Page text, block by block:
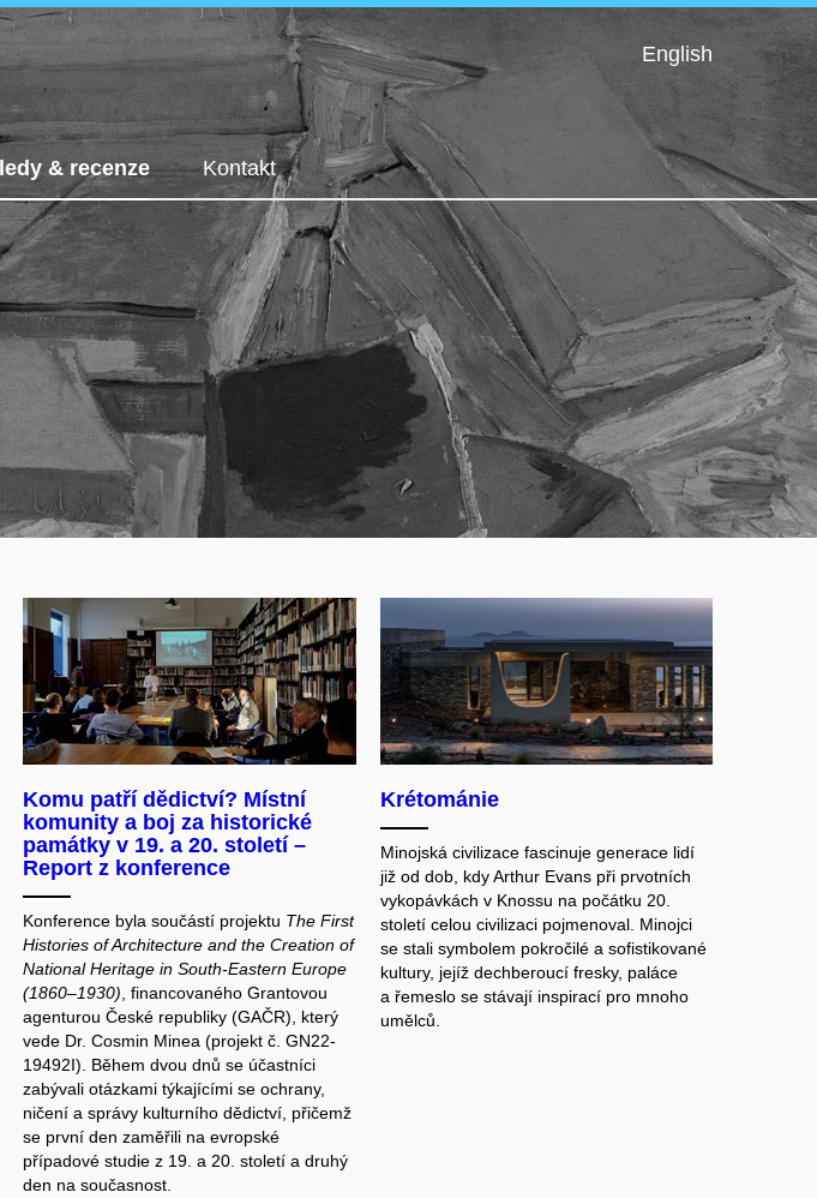
English
& recenze Kontakt
Komu patří dědictví? Místní
komunity a boj za historické
památky v 19. a 20. století –
Report z konference
Konference byla součástí projektu The First
Histories of Architecture and the Creation of
National Heritage in South-Eastern Europe
(1860–1930) , financovaného Grantovou
agenturou České republiky (GAČR), který
vede Dr. Cosmin Minea (projekt č. GN22-
19492I). Během dvou dnů se účastníci
zabývali otázkami týkajícími se ochrany,
ničení a správy kulturního dědictví, přičemž
se první den zaměřili na evropské
případové studie z 19. a 20. století a druhý
den na současnost.
Krétománie
Minojská civilizace fascinuje generace lidí
již od dob, kdy Arthur Evans při prvotních
vykopávkách v Knossu na počátku 20.
století celou civilizaci pojmenoval. Minojci
se stali symbolem pokročilé a sofistikované
kultury, jejíž dechberoucí fresky, paláce
a řemeslo se stávají inspirací pro mnoho
umělců.